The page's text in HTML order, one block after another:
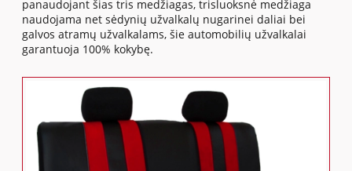
panaudojant šias tris medžiagas, trisluoksnė medžiaga
naudojama net sėdynių užvalkalų nugarinei daliai bei
galvos atramų užvalkalams, šie automobilių užvalkalai
garantuoja 100% kokybę.